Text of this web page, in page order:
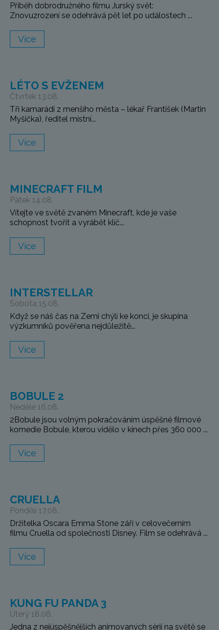
Příběh dobrodružného filmu Jurský svět:
Znovuzrození se odehrává pět let po událostech ...
Více
LÉTO S EVŽENEM
Čtvrtek 13.08.
Tři kamarádi z menšího města – lékař František (Martin
Myšička), ředitel místní...
Více
MINECRAFT FILM
Pátek 14.08.
Vítejte ve světě zvaném Minecraft, kde je vaše
schopnost tvořit a vyrábět klíč...
Více
INTERSTELLAR
Sobota 15.08.
Když se náš čas na Zemi chýlí ke konci, je skupina
výzkumníků pověřena nejdůležitě...
Více
BOBULE 2
Neděle 16.08.
2Bobule jsou volným pokračováním úspěšné filmové
komedie Bobule, kterou vidělo v kinech přes 360 000 ...
Více
CRUELLA
Pondělí 17.08.
Držitelka Oscara Emma Stone září v celovečerním
filmu Cruella od společnosti Disney. Film se odehrává ...
Více
KUNG FU PANDA 3
Úterý 18.08.
Jedna z nejúspěšnějších animovaných sérií na světě se